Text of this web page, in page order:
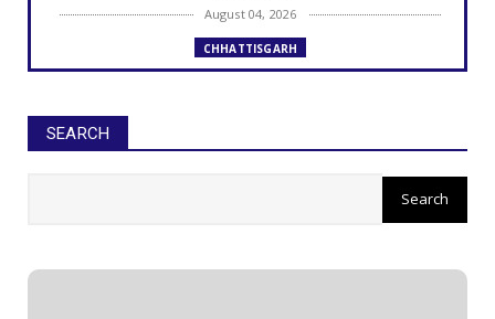
August 04, 2026
CHHATTISGARH
रायपुर : प्रधानमंत्री आवास योजना से साकार हो रहा
CHHATTISGARH
SEARCH